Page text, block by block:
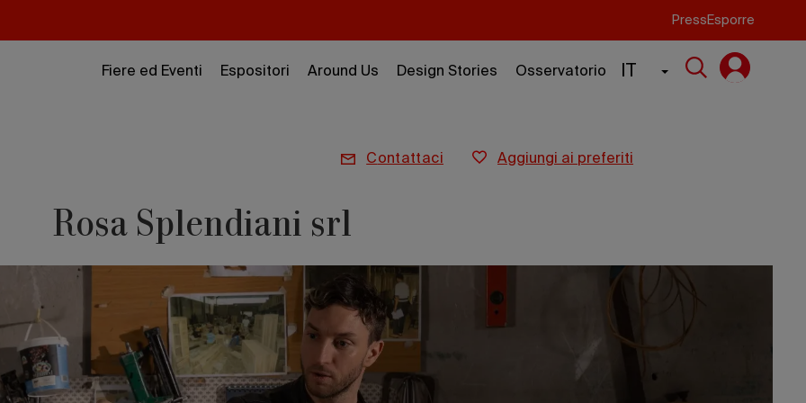
Press Esporre
Fiere ed Eventi Espositori Around Us Design Stories Osservatorio IT
contattaci aggiungi ai preferiti
Rosa Splendiani srl